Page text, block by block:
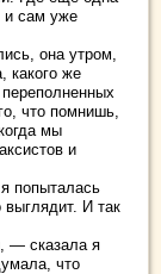
и сам уже
она утром,
какого же
переполненных
что помнишь,
мы
и
попыталась
И так
— сказала я
что